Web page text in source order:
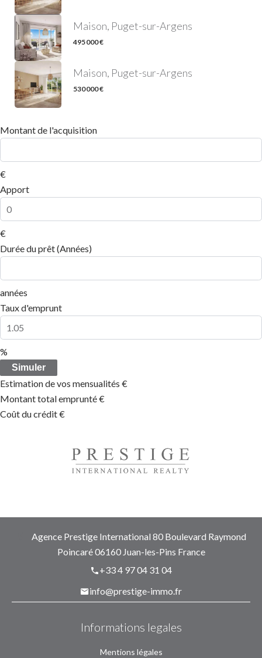
Maison, Puget-sur-Argens
495 000 €
Maison, Puget-sur-Argens
530 000 €
Montant de l'acquisition
€
Apport
€
Durée du prêt (Années)
années
Taux d'emprunt
%
Simuler
Estimation de vos mensualités €
Montant total emprunté€
Coût du crédit€
Agence Prestige International 80 Boulevard Raymond
Poincaré06160Juan-les-Pins France
+33 4 97 04 31 04
info@prestige-immo.fr
Informations legales
Mentions légales